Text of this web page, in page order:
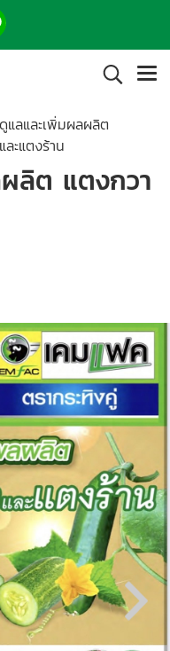
แลและเพิ่มผลผลิต
ะแตงร้าน
ลิต แตงกวา